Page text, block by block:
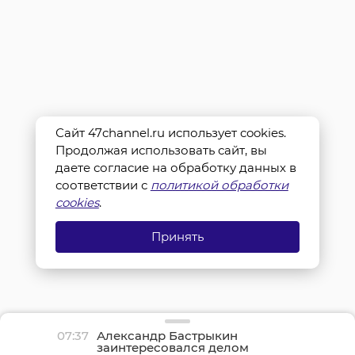
07:37 Александр Бастрыкин
заинтересовался делом
Сайт 47channel.ru использует cookies.
Продолжая использовать сайт, вы
даете согласие на обработку данных в
соответствии с политикой обработки
cookies.
Принять